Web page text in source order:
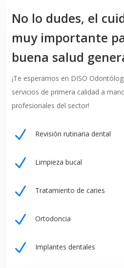
No lo dudes, el
muy importante
buena salud
¡Te esperamos en DISO
servicios de primera calidad a
profesionales del sector!
N Revisión rutinaria dental
N Limpieza bucal
N Tratamiento de caries
N Ortodoncia
N Implantes dentales